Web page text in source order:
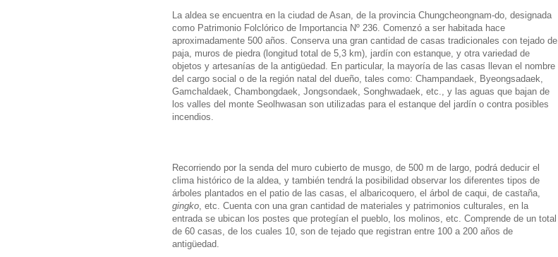
La aldea se encuentra en la ciudad de Asan, de la provincia Chungcheongnam-do, designada
como Patrimonio Folclórico de Importancia Nº 236. Comenzó a ser habitada hace
aproximadamente 500 años. Conserva una gran cantidad de casas tradicionales con tejado de
paja, muros de piedra (longitud total de 5,3 km), jardín con estanque, y otra variedad de
objetos y artesanías de la antigüedad. En particular, la mayoría de las casas llevan el nombre
del cargo social o de la región natal del dueño, tales como: Champandaek, Byeongsadaek,
Gamchaldaek, Chambongdaek, Jongsondaek, Songhwadaek, etc., y las aguas que bajan de
los valles del monte Seolhwasan son utilizadas para el estanque del jardín o contra posibles
incendios.
Recorriendo por la senda del muro cubierto de musgo, de 500 m de largo, podrá deducir el
clima histórico de la aldea, y también tendrá la posibilidad observar los diferentes tipos de
árboles plantados en el patio de las casas, el albaricoquero, el árbol de caqui, de castaña,
gingko , etc. Cuenta con una gran cantidad de materiales y patrimonios culturales, en la
entrada se ubican los postes que protegían el pueblo, los molinos, etc. Comprende de un total
de 60 casas, de los cuales 10, son de tejado que registran entre 100 a 200 años de
antigüedad.